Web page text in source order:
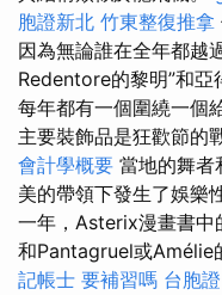
胞證新北 竹東整復推拿
因為無論誰在全年都越
Redentore的黎明”和亞
每年都有一個圍繞一個
主要裝飾品是狂歡節的
會計學概要 當地的舞者
美的帶領下發生了娛樂
一年，Asterix漫畫書中
和Pantagruel或Amélie
記帳士 要補習嗎 台胞